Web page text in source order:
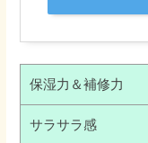
保湿力＆補修力
サラサラ感